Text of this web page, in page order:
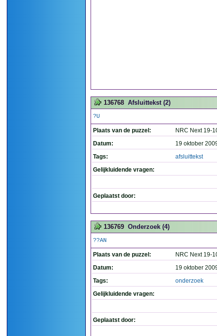
136768 Afsluittekst (2)
?U
Plaats van de puzzel:
NRC Next 19-
Datum:
19 oktober
Tags:
afsluittekst
Gelijkluidende vragen:
Geplaatst door:
136769 Onderzoek (4)
??AN
Plaats van de puzzel:
NRC Next 19-
Datum:
19 oktober
Tags:
onderzoek
Gelijkluidende vragen:
Geplaatst door: